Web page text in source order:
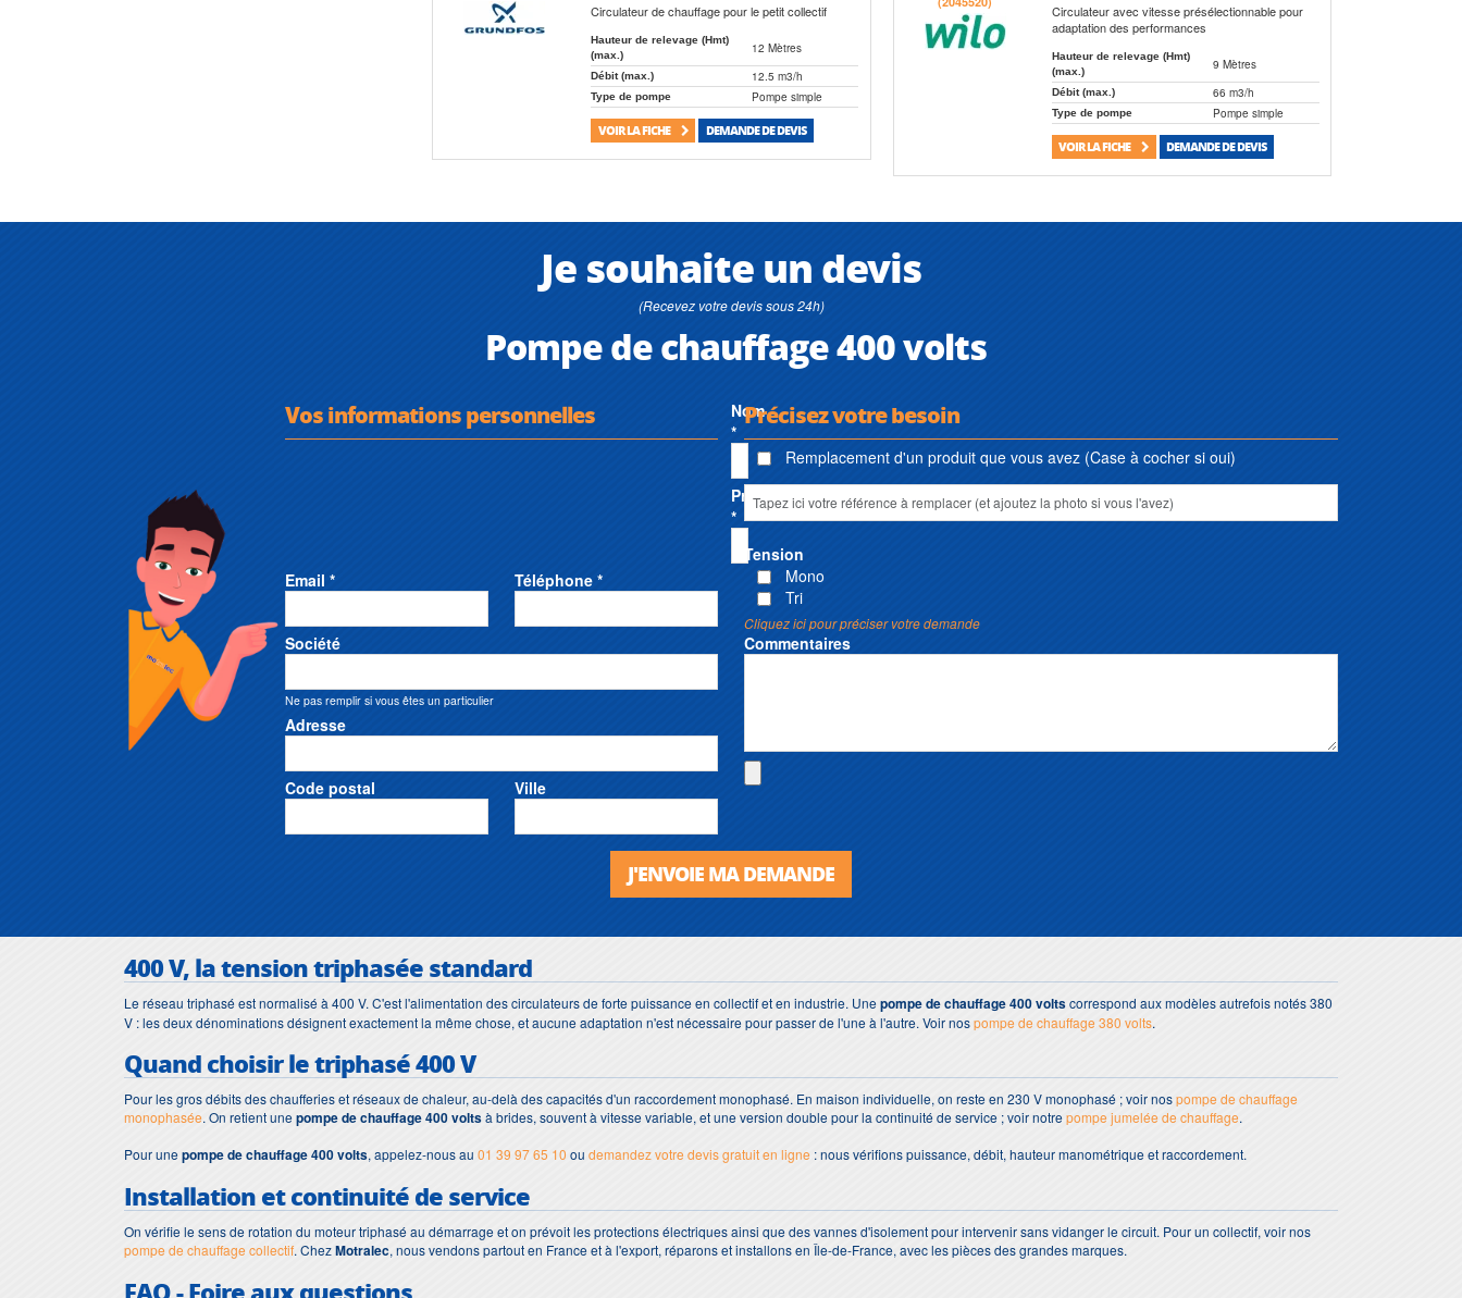
Circulateur de chauffage pour le petit collectif
Hauteur de relevage (Hmt)
(max.)
12 Mètres
Débit (max.) 12.5 m3/h
Type de pompe Pompe simple
VOIR LA FICHE DEMANDE DE DEVIS
Circulateur avec vitesse présélectionnable pour
adaptation des performances
Hauteur de relevage (Hmt)
(max.)
9 Mètres
Débit (max.) 66 m3/h
Type de pompe Pompe simple
VOIR LA FICHE DEMANDE DE DEVIS
Je souhaite un devis
(Recevez votre devis sous 24h)
Pompe de chauffage 400 volts
Vos informations personnelles
Nom
*
Prénom
*
Email * Téléphone *
Société
Ne pas remplir si vous êtes un particulier
Adresse
Code postal Ville
Précisez votre besoin
Remplacement d'un produit que vous avez (Case à cocher si oui)
Tension
Mono
Tri
Cliquez ici pour préciser votre demande
Commentaires
J'ENVOIE MA DEMANDE
400 V, la tension triphasée standard
Le réseau triphasé est normalisé à 400 V. C'est l'alimentation des circulateurs de forte puissance en collectif et en industrie. Unepompe de chauffage 400 voltscorrespond aux modèles autrefois notés 380
V : les deux dénominations désignent exactement la même chose, et aucune adaptation n'est nécessaire pour passer de l'une à l'autre. Voir nospompe de chauffage 380 volts.
Quand choisir le triphasé 400 V
Pour les gros débits des chaufferies et réseaux de chaleur, au-delà des capacités d'un raccordement monophasé. En maison individuelle, on reste en 230 V monophasé ; voir nospompe de chauffage
monophasée. On retient unepompe de chauffage 400 voltsà brides, souvent à vitesse variable, et une version double pour la continuité de service ; voir notrepompe jumelée de chauffage.
Pour unepompe de chauffage 400 volts, appelez-nous au 01 39 97 65 10 ou demandez votre devis gratuit en ligne : nous vérifions puissance, débit, hauteur manométrique et raccordement.
Installation et continuité de service
On vérifie le sens de rotation du moteur triphasé au démarrage et on prévoit les protections électriques ainsi que des vannes d'isolement pour intervenir sans vidanger le circuit. Pour un collectif, voir nos
pompe de chauffage collectif. ChezMotralec, nous vendons partout en France et à l'export, réparons et installons en Île-de-France, avec les pièces des grandes marques.